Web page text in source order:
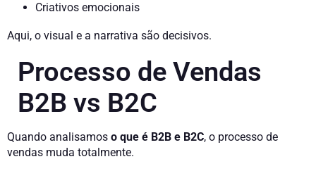
Criativos emocionais
Aqui, o visual e a narrativa são decisivos.
Processo de Vendas
B2B vs B2C
Quando analisamos o que é B2B e B2C, o processo de
vendas muda totalmente.